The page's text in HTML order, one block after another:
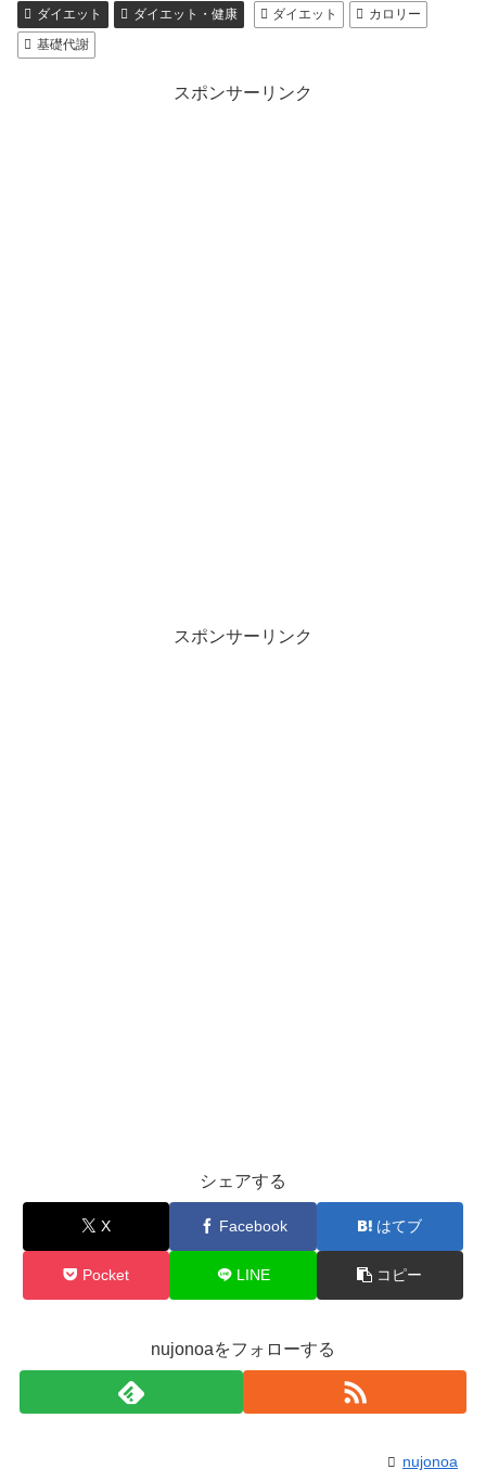
ダイエット ダイエット・健康 ダイエット
カロリー
基礎代謝
スポンサーリンク
スポンサーリンク
シェアする
X Facebook はてブ
Pocket LINE コピー
nujonoaをフォローする
nujonoa